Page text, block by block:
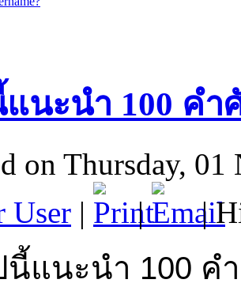
นะนำ 100 ค
on Thursday,
User | | |
นี้แนะนำ 100